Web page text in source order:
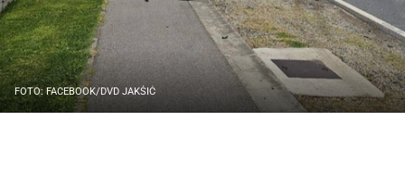
FOTO: FACEBOOK/DVD JAKŠIĆ